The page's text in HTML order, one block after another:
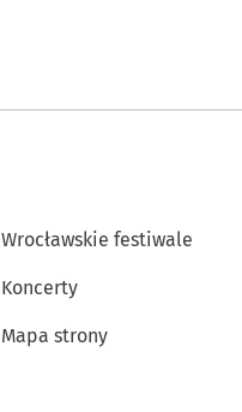
Wrocławskie festiwale
Koncerty
Mapa strony